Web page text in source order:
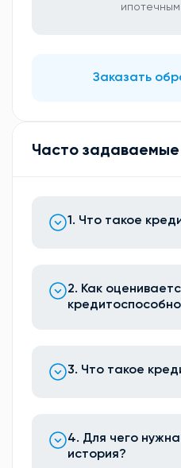
Заказать
Часто
1. Что такое
2. Как
3. Что такое
4. Для чего
история?